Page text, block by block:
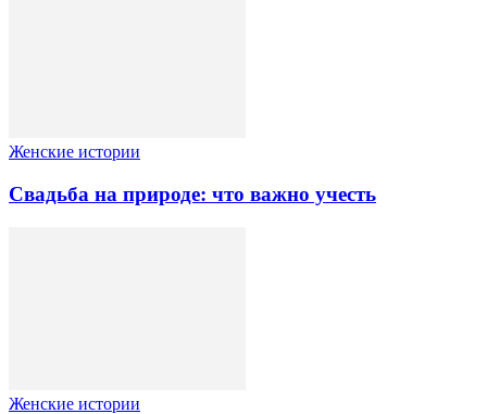
Женские истории
Свадьба на природе: что важно учесть
Женские истории